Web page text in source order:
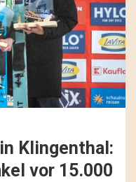
Klingenthal:
vor 15.000